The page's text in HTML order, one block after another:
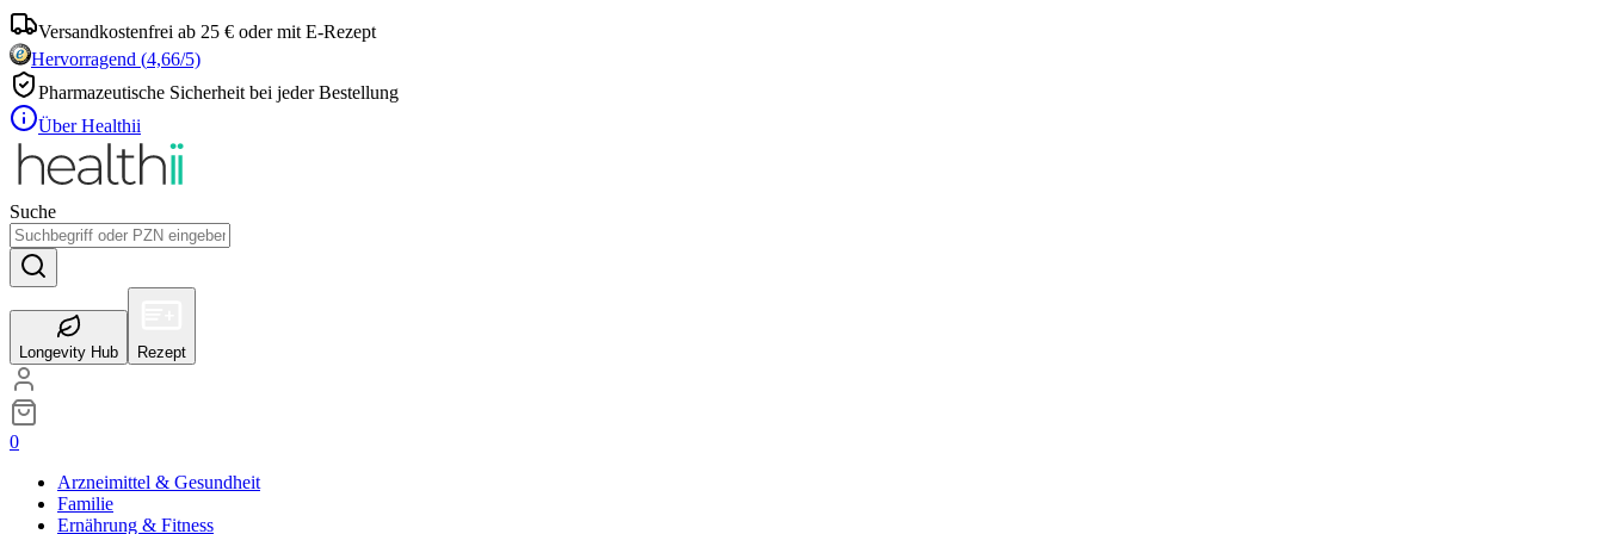
Versandkostenfrei ab 25 € oder mit E-Rezept
Hervorragend (4,66/5)
Pharmazeutische Sicherheit bei jeder Bestellung
Über Healthii
Suche
Longevity Hub Rezept
0
Arzneimittel & Gesundheit
Familie
Ernährung & Fitness